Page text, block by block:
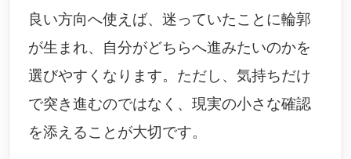
良い方向へ使えば、迷っていたことに輪郭
が生まれ、自分がどちらへ進みたいのかを
選びやすくなります。ただし、気持ちだけ
で突き進むのではなく、現実の小さな確認
を添えることが大切です。